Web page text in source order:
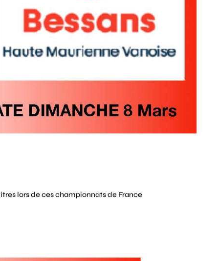
lors de ces championnats de France